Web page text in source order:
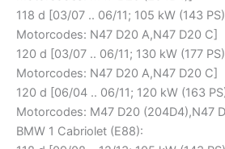
118 d [03/07 .. 06/11; 105 kW (143
Motorcodes: N47 D20 A,N47 D20 C]
120 d [03/07 .. 06/11; 130 kW (177
Motorcodes: N47 D20 A,N47 D20 C]
120 d [06/04 .. 06/11; 120 kW (163
Motorcodes: M47 D20 (204D4),N47
BMW 1 Cabriolet (E88):